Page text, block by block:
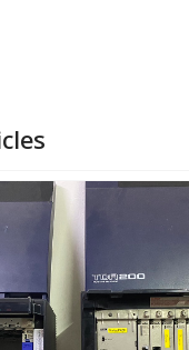
บซ่อมตู้สาขา Phonik Jupiter